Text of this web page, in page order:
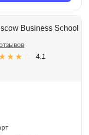
Business School
4.1